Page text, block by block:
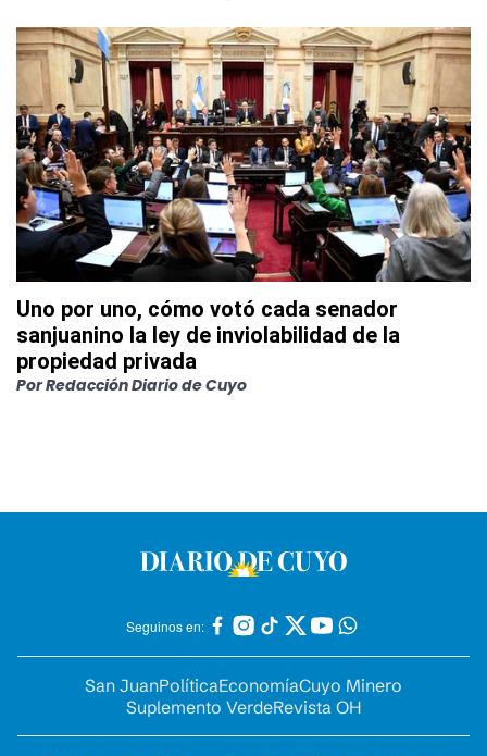
Uno por uno, cómo votó cada senador
sanjuanino la ley de inviolabilidad de la
propiedad privada
PorRedacción Diario de Cuyo
Seguinos en:
San JuanPolíticaEconomíaCuyo Minero
Suplemento VerdeRevista OH